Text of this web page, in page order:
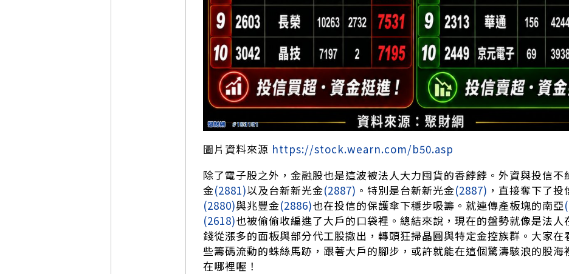
圖片資料來源 https://stock.wearn.com/b50.asp
除了電子股之外，金融股也是這波被法人大力囤貨的香餑餑。外資與投信
金(2881)以及台新新光金(2887) 。特別是台新新光金(2887) ，直接奪下了
(2880)與兆豐金(2886)也在投信的保護傘下穩步吸籌。就連傳產板塊的南亞
(2618)也被偷偷收編進了大戶的口袋裡。總結來說，現在的盤勢就像是法
錢從漲多的面板與部分代工股撤出，轉頭狂掃晶圓與特定金控族群。大家
些籌碼流動的蛛絲馬跡，跟著大戶的腳步，或許就能在這個驚濤駭浪的股海
在哪裡喔！